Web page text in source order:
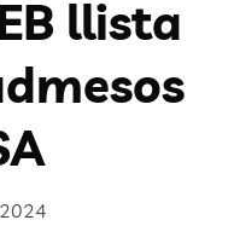
llista